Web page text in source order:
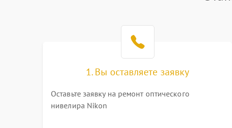
1. Вы оставляете заявку
Оставьте заявку на ремонт оптического
нивелира Nikon